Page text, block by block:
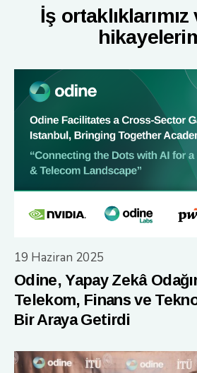
İş ortaklıklarımız
19 Haziran 2025
Odine, Yapay Zekâ
Telekom, Finans ve
Bir Araya Getirdi